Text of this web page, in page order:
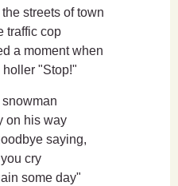
streets of town
traffic cop
a moment when
holler "Stop!"
snowman
on his way
saying,
cry
some day"